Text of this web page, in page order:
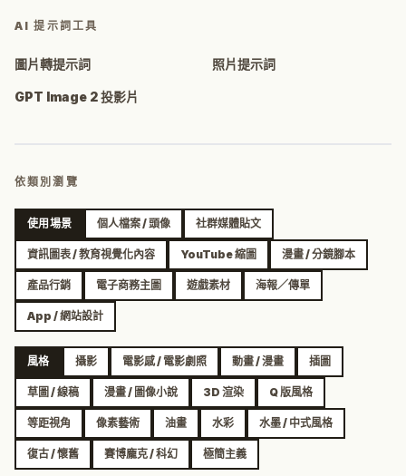
AI 提示詞工具
圖片轉提示詞 照片提示詞
GPT Image 2 投影片
依類別瀏覽
使用場景 個人檔案 / 頭像 社群媒體貼文
資訊圖表 / 教育視覺化內容 YouTube 縮圖 漫畫 / 分鏡腳本
產品行銷 電子商務主圖 遊戲素材 海報／傳單
App / 網站設計
風格 攝影 電影感 / 電影劇照 動畫 / 漫畫 插圖
草圖 / 線稿 漫畫 / 圖像小說 3D 渲染 Q 版風格
等距視角 像素藝術 油畫 水彩 水墨 / 中式風格
復古 / 懷舊 賽博龐克 / 科幻 極簡主義